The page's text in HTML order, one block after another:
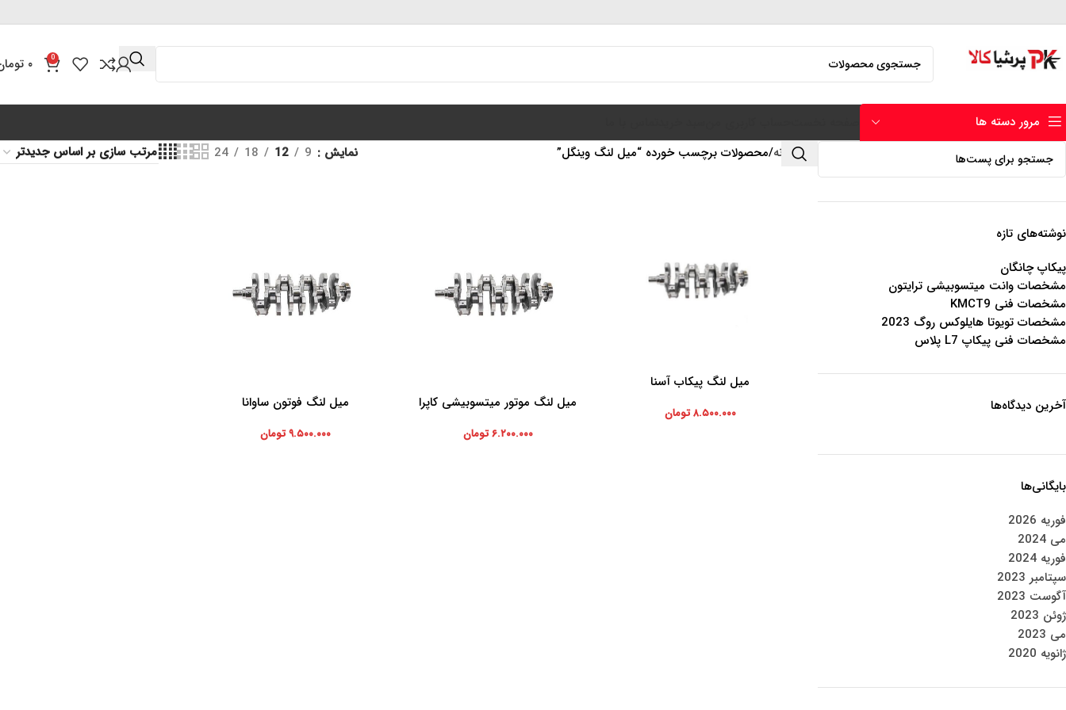
0 ۰
مرور دسته ها
نوشته‌های تازه
پیکاپ چانگان
مشخصات وانت میتسوبیشی ترایتون
مشخصات فنی KMCT9
مشخصات تویوتا هایلوکس روگ 2023
مشخصات فنی پیکاپ L7 پلاس
آخرین دیدگاه‌ها
بایگانی‌ها
فوریه 2026
می 2024
فوریه 2024
سپتامبر 2023
آگوست 2023
ژوئن 2023
می 2023
ژانویه 2020
خانه محصولات برچسب خورده “میل لنگ وینگل” نمایش 9
12
18
24
افزودن به سبد خریدمیل لنگ پیکاب آسنا
۸.۵۰۰.۰۰۰تومان
افزودن به سبد خرید
میل لنگ موتور میتسوبیشی کاپرا
۶.۲۰۰.۰۰۰تومان
افزودن به سبد خرید
میل لنگ فوتون ساوانا
۹.۵۰۰.۰۰۰تومان